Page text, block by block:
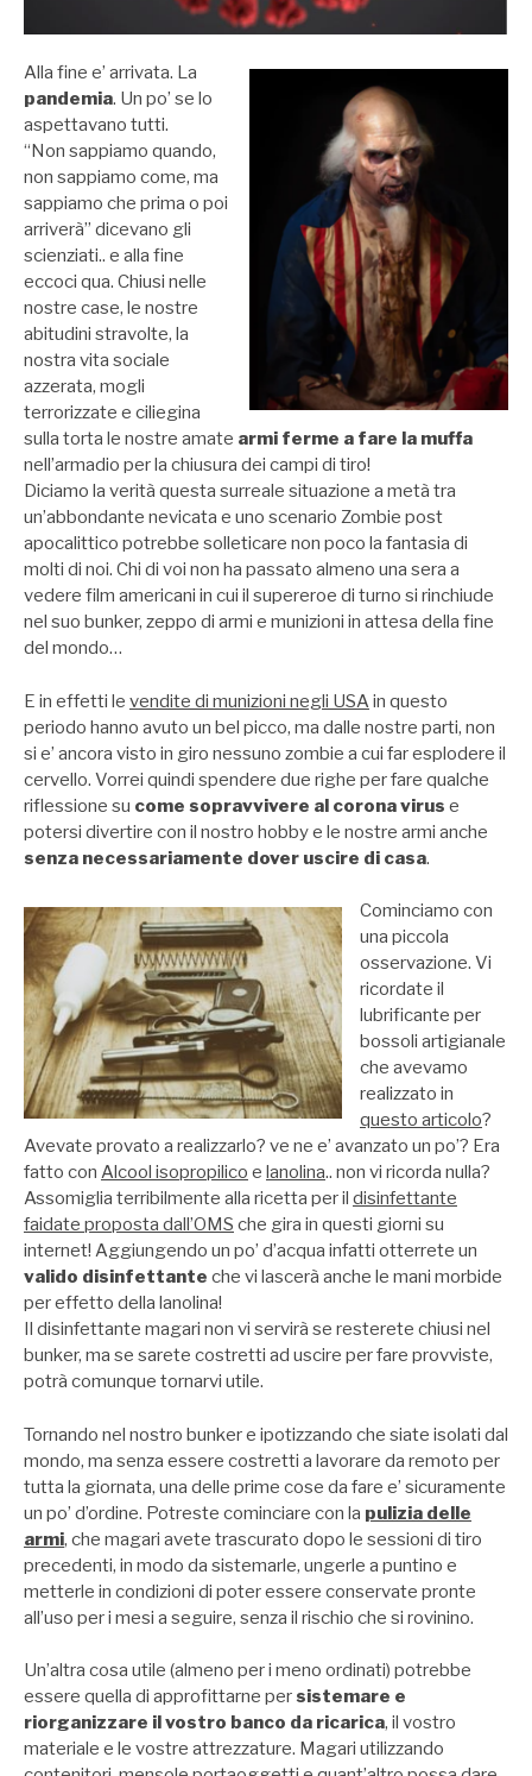
Alla fine e’ arrivata. La
pandemia. Un po’ se lo
aspettavano tutti.
“Non sappiamo quando,
non sappiamo come, ma
sappiamo che prima o poi
arriverà” dicevano gli
scienziati.. e alla fine
eccoci qua. Chiusi nelle
nostre case, le nostre
abitudini stravolte, la
nostra vita sociale
azzerata, mogli
terrorizzate e ciliegina
sulla torta le nostre amate armi ferme a fare la muffa
nell’armadio per la chiusura dei campi di tiro!
Diciamo la verità questa surreale situazione a metà tra
un’abbondante nevicata e uno scenario Zombie post
apocalittico potrebbe solleticare non poco la fantasia di
molti di noi. Chi di voi non ha passato almeno una sera a
vedere film americani in cui il supereroe di turno si rinchiude
nel suo bunker, zeppo di armi e munizioni in attesa della fine
del mondo…
E in effetti le vendite di munizioni negli USAin questo
periodo hanno avuto un bel picco, ma dalle nostre parti, non
si e’ ancora visto in giro nessuno zombie a cui far esplodere il
cervello. Vorrei quindi spendere due righe per fare qualche
riflessione su come sopravvivere al corona virus e
potersi divertire con il nostro hobby e le nostre armi anche
senza necessariamente dover uscire di casa.
Cominciamo con
una piccola
osservazione. Vi
ricordate il
lubrificante per
bossoli artigianale
che avevamo
realizzato in
questo articolo?
Avevate provato a realizzarlo? ve ne e’ avanzato un po’? Era
fatto con Alcool isopropilico e lanolina.. non vi ricorda nulla?
Assomiglia terribilmente alla ricetta per il disinfettante
faidate proposta dall’OMS che gira in questi giorni su
internet! Aggiungendo un po’ d’acqua infatti otterrete un
valido disinfettante che vi lascerà anche le mani morbide
per effetto della lanolina!
Il disinfettante magari non vi servirà se resterete chiusi nel
bunker, ma se sarete costretti ad uscire per fare provviste,
potrà comunque tornarvi utile.
Tornando nel nostro bunker e ipotizzando che siate isolati dal
mondo, ma senza essere costretti a lavorare da remoto per
tutta la giornata, una delle prime cose da fare e’ sicuramente
un po’ d’ordine. Potreste cominciare con la pulizia delle
armi, che magari avete trascurato dopo le sessioni di tiro
precedenti, in modo da sistemarle, ungerle a puntino e
metterle in condizioni di poter essere conservate pronte
all’uso per i mesi a seguire, senza il rischio che si rovinino.
Un’altra cosa utile (almeno per i meno ordinati) potrebbe
essere quella di approfittarne persistemare e
riorganizzare il vostro banco da ricarica, il vostro
materiale e le vostre attrezzature. Magari utilizzando